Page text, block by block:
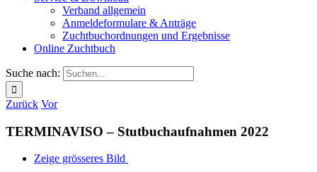
Verband allgemein
Anmeldeformulare & Anträge
Zuchtbuchordnungen und Ergebnisse
Online Zuchtbuch
Suche nach:
Zurück Vor
TERMINAVISO – Stutbuchaufnahmen 2022
Zeige grösseres Bild